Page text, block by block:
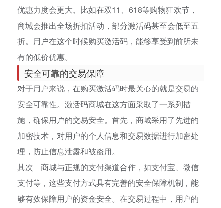
优惠力度会更大。比如在双11、618等购物狂欢节，
商城会推出全场折扣活动，部分激活码甚至会低至五
折。用户在这个时候购买激活码，能够享受到前所未
有的低价优惠。
安全可靠的交易保障
对于用户来说，在购买激活码时最关心的就是交易的
安全可靠性。激活码商城在这方面采取了一系列措
施，确保用户的交易安全。首先，商城采用了先进的
加密技术，对用户的个人信息和交易数据进行加密处
理，防止信息泄露和被盗用。
其次，商城与正规的支付渠道合作，如支付宝、微信
支付等，这些支付方式具有完善的安全保障机制，能
够有效保障用户的资金安全。在交易过程中，用户的